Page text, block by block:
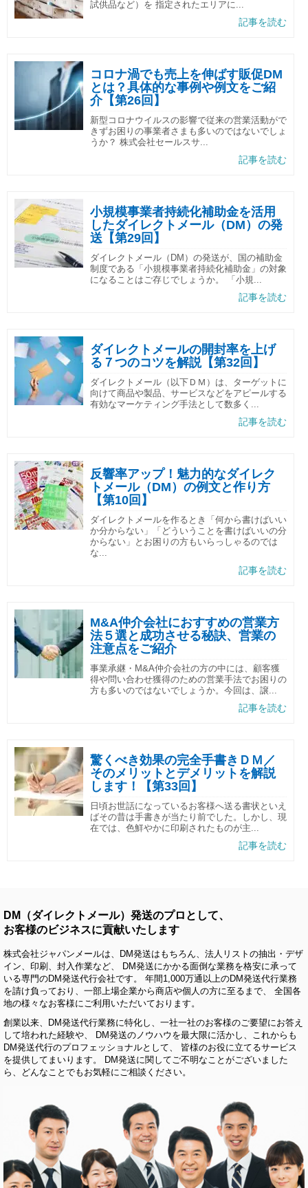
試供品など）を 指定されたエリアに...
記事を読む
コロナ渦でも売上を伸ばす販促DM
とは？具体的な事例や例文をご紹
介【第26回】
新型コロナウイルスの影響で従来の営業活動がで
きずお困りの事業者さまも多いのではないでしょ
うか？ 株式会社セールスサ...
記事を読む
小規模事業者持続化補助金を活用
したダイレクトメール（DM）の発
送【第29回】
ダイレクトメール（DM）の発送が、国の補助金
制度である「小規模事業者持続化補助金」の対象
になることはご存じでしょうか。 「小規...
記事を読む
ダイレクトメールの開封率を上げ
る７つのコツを解説【第32回】
ダイレクトメール（以下ＤＭ）は、ターゲットに
向けて商品や製品、サービスなどをアピールする
有効なマーケティング手法として数多く...
記事を読む
反響率アップ！魅力的なダイレク
トメール（DM）の例文と作り方
【第10回】
ダイレクトメールを作るとき「何から書けばいい
か分からない」「どういうことを書けばいいの分
からない」とお困りの方もいらっしゃるのでは
な...
記事を読む
M&A仲介会社におすすめの営業方
法５選と成功させる秘訣、営業の
注意点をご紹介
事業承継・M&A仲介会社の方の中には、顧客獲
得や問い合わせ獲得のための営業手法でお困りの
方も多いのではないでしょうか。今回は、譲...
記事を読む
驚くべき効果の完全手書きＤＭ／
そのメリットとデメリットを解説
します！【第33回】
日頃お世話になっているお客様へ送る書状といえ
ばその昔は手書きが当たり前でした。しかし、現
在では、色鮮やかに印刷されたものが主...
記事を読む
DM（ダイレクトメール）発送のプロとして、
お客様のビジネスに貢献いたします
株式会社ジャパンメールは、DM発送はもちろん、法人リストの抽出・デザ
イン、印刷、封入作業など、 DM発送にかかる面倒な業務を格安に承って
いる専門のDM発送代行会社です。 年間1,000万通以上のDM発送代行業務
を請け負っており、一部上場企業から商店や個人の方に至るまで、 全国各
地の様々なお客様にご利用いただいております。
創業以来、DM発送代行業務に特化し、一社一社のお客様のご要望にお答え
して培われた経験や、 DM発送のノウハウを最大限に活かし、これからも
DM発送代行のプロフェッショナルとして、 皆様のお役に立てるサービス
を提供してまいります。 DM発送に関してご不明なことがございました
ら、どんなことでもお気軽にご相談ください。